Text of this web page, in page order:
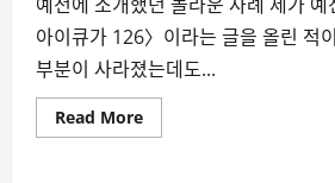
아이큐가 126〉이라는 글을 올린 적
부분이 사라졌는데도...
Read MoreRead
more